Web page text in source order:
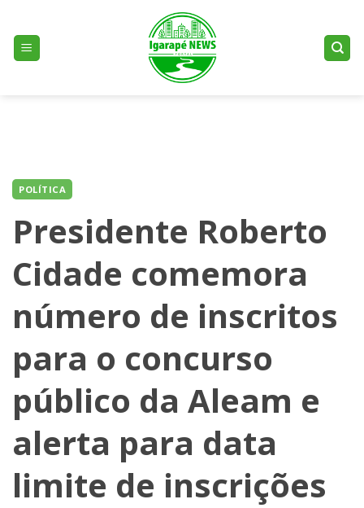
content
POLÍTICA
Presidente Roberto
Cidade comemora
número de inscritos
para o concurso
público da Aleam e
alerta para data
limite de inscrições